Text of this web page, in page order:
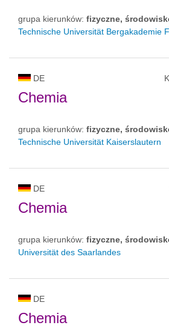
grupa kierunków: fizyczne,
Technische Universität Bergakademie
DE
Chemia
grupa kierunków: fizyczne,
Technische Universität Kaiserslautern
DE
Chemia
grupa kierunków: fizyczne,
Universität des Saarlandes
DE
Chemia